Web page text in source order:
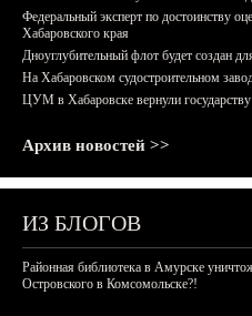
Федеральный эксперт по достоинству
Хабаровского края
Дноуглубительный флот будет создан
На Хабаровском судостроительном
ЦУМ в Хабаровске вернули государству
Архив новостей >>
ИЗ БЛОГОВ
Районная библиотека в Амурске
Островского в Комсомольске?!